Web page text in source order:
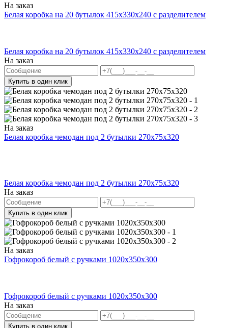
На заказ
Белая коробка на 20 бутылок 415x330x240 с разделителем
Белая коробка на 20 бутылок 415x330x240 с разделителем
На заказ
Купить в один клик
На заказ
Белая коробка чемодан под 2 бутылки 270x75x320
Белая коробка чемодан под 2 бутылки 270x75x320
На заказ
Купить в один клик
На заказ
Гофрокороб белый с ручками 1020х350х300
Гофрокороб белый с ручками 1020х350х300
На заказ
Купить в один клик